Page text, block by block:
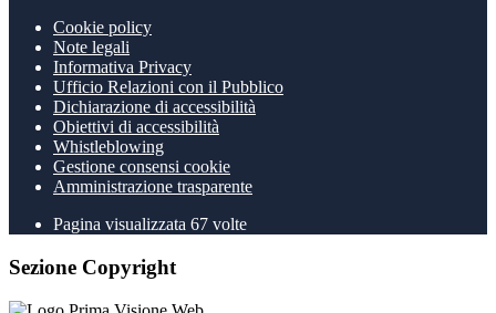
Cookie policy
Note legali
Informativa Privacy
Ufficio Relazioni con il Pubblico
Dichiarazione di accessibilità
Obiettivi di accessibilità
Whistleblowing
Gestione consensi cookie
Amministrazione trasparente
Pagina visualizzata 67 volte
Sezione Copyright